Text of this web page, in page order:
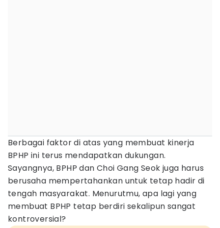
Berbagai faktor di atas yang membuat kinerja
BPHP ini terus mendapatkan dukungan.
Sayangnya, BPHP dan Choi Gang Seok juga harus
berusaha mempertahankan untuk tetap hadir di
tengah masyarakat. Menurutmu, apa lagi yang
membuat BPHP tetap berdiri sekalipun sangat
kontroversial?